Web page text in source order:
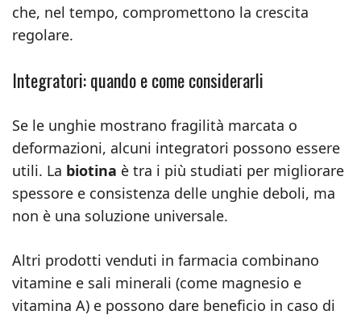
che, nel tempo, compromettono la crescita
regolare.
Integratori: quando e come considerarli
Se le unghie mostrano fragilità marcata o
deformazioni, alcuni integratori possono essere
utili. La biotina è tra i più studiati per migliorare
spessore e consistenza delle unghie deboli, ma
non è una soluzione universale.
Altri prodotti venduti in farmacia combinano
vitamine e sali minerali (come magnesio e
vitamina A) e possono dare beneficio in caso di